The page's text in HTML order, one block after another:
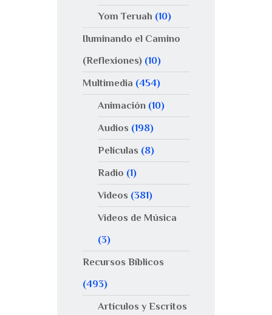
Yom Teruah (10)
Iluminando el Camino
(Reflexiones) (10)
Multimedia (454)
Animación(10)
Audios (198)
Películas (8)
Radio (1)
Videos (381)
Videos de Música
(3)
Recursos Bíblicos
(493)
Artículos y Escritos